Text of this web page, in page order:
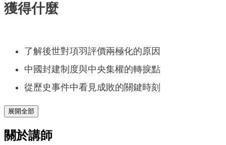
獲得什麼
了解後世對項羽評價兩極化的原因
中國封建制度與中央集權的轉捩點
從歷史事件中看見成敗的關鍵時刻
展開全部
關於講師